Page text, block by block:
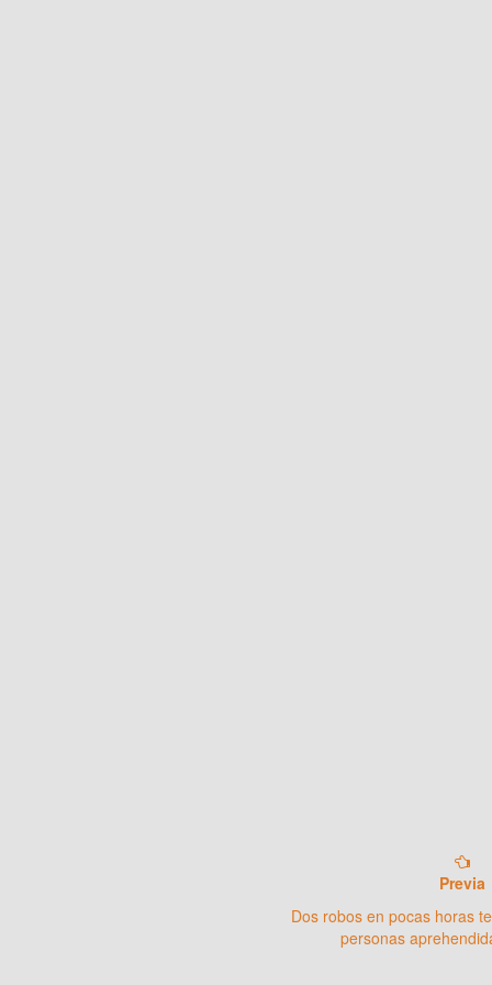
Previa
Dos robos en pocas horas
personas